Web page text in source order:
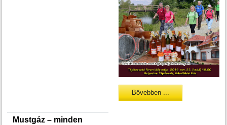
Bővebben ...
Mustgáz – minden